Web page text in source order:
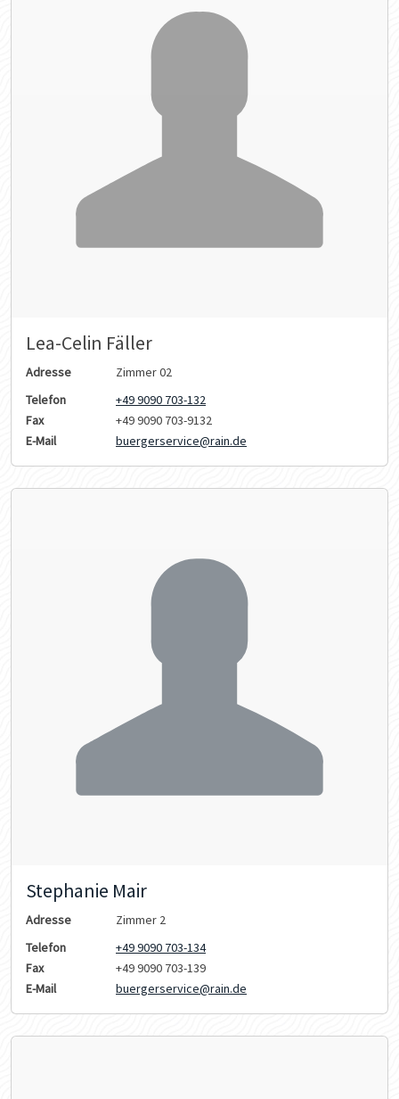
Lea-Celin Fäller
Adresse
Zimmer 02
Telefon
+49 9090 703-132
Fax
+49 9090 703-9132
E-Mail
buergerservice@rain.de
Stephanie Mair
Adresse
Zimmer 2
Telefon
+49 9090 703-134
Fax
+49 9090 703-139
E-Mail
buergerservice@rain.de